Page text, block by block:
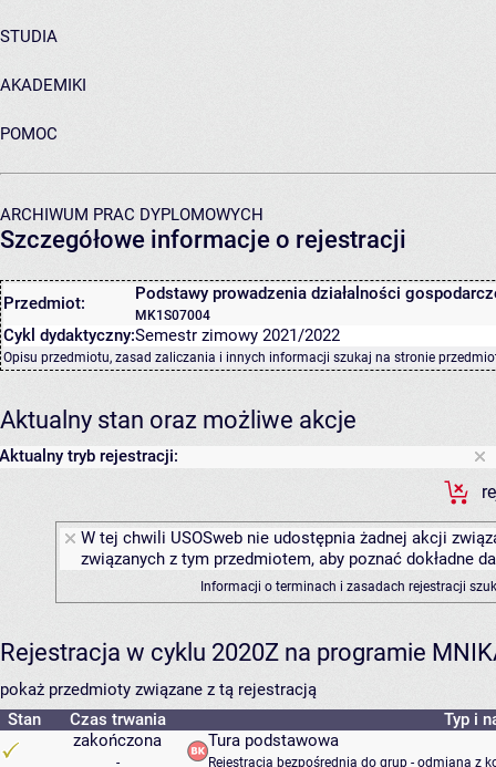
STUDIA
AKADEMIKI
POMOC
ARCHIWUM PRAC DYPLOMOWYCH
Szczegółowe informacje o rejestracji
Przedmiot: Podstawy prowadzenia działalności
MK1S07004
Cykl dydaktyczny:Semestr zimowy 2021/2022
Opisu przedmiotu, zasad zaliczania i innych informacji szukaj na stronie
Aktualny stan oraz możliwe akcje
Aktualny tryb rejestracji:
W tej chwili USOSweb nie udostępnia żadnej akcji
związanych z tym przedmiotem, aby poznać dokładne
Informacji o terminach i zasadach rejestracji
Rejestracja w cyklu 2020Z na programie
pokaż przedmioty związane z tą rejestracją
Stan
Czas trwania
Typ i
zakończona
-
Tura podstawowa
Rejestracja bezpośrednia do grup - odmiana z